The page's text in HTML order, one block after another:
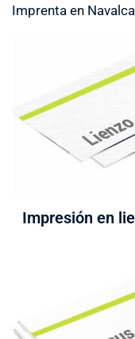
Imprenta en
Impresión en